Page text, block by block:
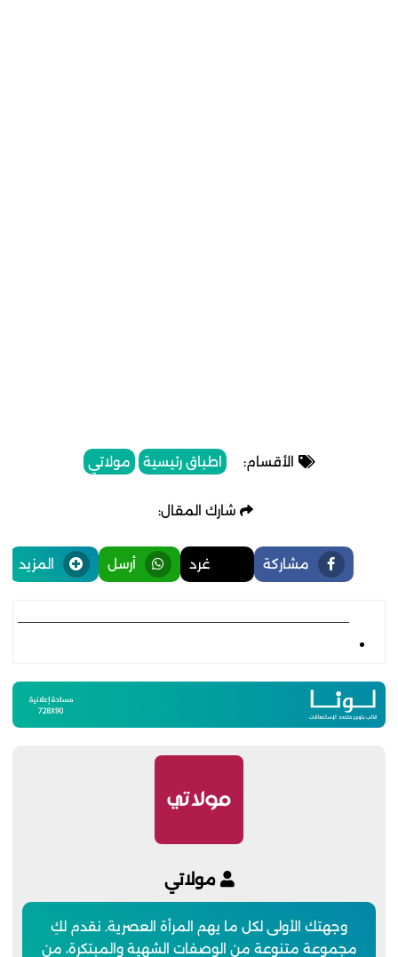
الأقسام: اطباق رئيسية مولاتي
شارك المقال:
مشاركة غرد أرسل المزيد
مولاتي
وجهتك الأولى لكل ما يهم المرأة العصرية. نقدم لكِ
مجموعة متنوعة من الوصفات الشهية والمبتكرة، من